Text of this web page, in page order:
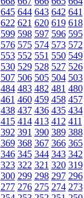
645 644 643 642 641
622 621 620 619 618
599 598 597 596 595
576 575 574 573 572
553 552 551 550 549
530 529 528 527 526
507 506 505 504 503
484 483 482 481 480
461 460 459 458 457
438 437 436 435 434
415 414 413 412 411
392 391 390 389 388
369 368 367 366 365
346 345 344 343 342
323 322 321 320 319
300 299 298 297 296
277 276 275 274 273